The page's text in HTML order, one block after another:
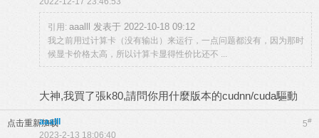
引用: aaalll 发表于 2022-10-18 09:12
我之前用过计算卡（没有输出）来运行，一点问题都没有，因为那时
候显卡价格太高，所以计算卡显得性价比还不 ...
大神,我買了張k80,請問你用什麼版本的cudnn/cuda驅動
点击重新加载 5#
aaalll
2023-2-13 18:06:40